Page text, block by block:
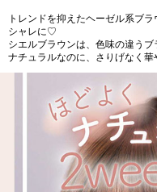
トレンドを抑えたヘーゼル系ブ
シャレに♡
シエルブラウンは、色味の違う
ナチュラルなのに、さりげなく華